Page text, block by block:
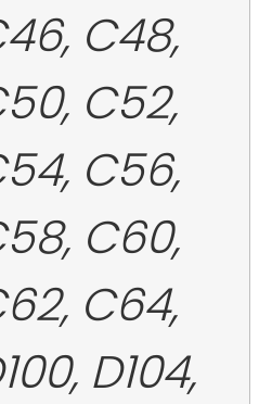
C48,
C52,
C56,
C60,
C64,
D104,